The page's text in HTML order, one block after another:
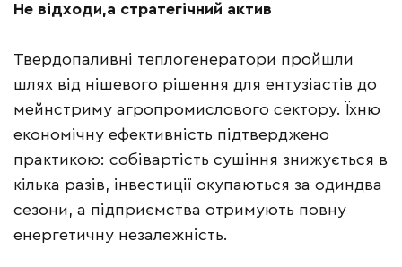
Не відходи,а стратегічний актив
Твердопаливні теплогенератори пройшли
шлях від нішевого рішення для ентузіастів до
мейнстриму агропромислового сектору. Їхню
економічну ефективність підтверджено
практикою: собівартість сушіння знижується в
кілька разів, інвестиції окупаються за одиндва
сезони, а підприємства отримують повну
енергетичну незалежність.